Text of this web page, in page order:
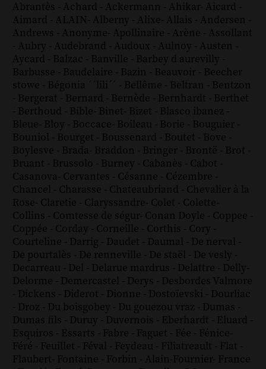
Abrantès - Achard - Ackermann - Ahikar- Aicard -
Aimard - ALAIN- Alberny - Alixe- Allais - Andersen -
Andrews - Anonyme- Apollinaire - Arène - Assollant
- Aubry - Audebrand - Audoux - Aulnoy - Austen -
Aycard - Balzac - Banville - Barbey d aurevilly -
Barbusse - Baudelaire - Bazin - Beauvoir - Beecher
stowe - Bégonia ´´lili´´ - Bellême - Beltran - Bentzon
- Bergerat - Bernard - Bernède - Bernhardt - Berthet
- Berthoud - Bible- Binet- Bizet - Blasco ibanez -
Bleue- Bloy - Boccace- Boileau - Borie - Bouguier -
Bouniol - Bourget - Boussenard - Boutet - Bove -
Boylesve - Brada- Braddon - Bringer - Brontë - Brot -
Bruant - Brussolo - Burney - Cabanès - Cabot -
Casanova- Cervantes - Césanne - Cézembre -
Chancel - Charasse - Chateaubriand - Chevalier à la
Rose- Claretie - Claryssandre- Colet - Colette-
Collins - Comtesse de ségur- Conan Doyle - Coppee -
Coppée - Corday - Corneille - Corthis - Cory -
Courteline - Darrig - Daudet - Daumal - De nerval -
De pourtalès - De renneville - De staël - De vesly -
Decarreau - Del - Delarue mardrus - Delattre - Delly-
Delorme - Demercastel - Derys - Desbordes Valmore
- Dickens - Diderot - Dionne - Dostoïevski - Dourliac
- Droz - Du boisgobey - Du gouezou vraz - Dumas -
Dumas fils - Duruy - Duvernois - Eberhardt - Eluard -
Esquiros - Essarts - Fabre - Faguet - Fée - Fénice-
Féré - Feuillet - Féval - Feydeau - Filiatreault - Flat -
Flaubert- Fontaine - Forbin - Alain-Fournier- France